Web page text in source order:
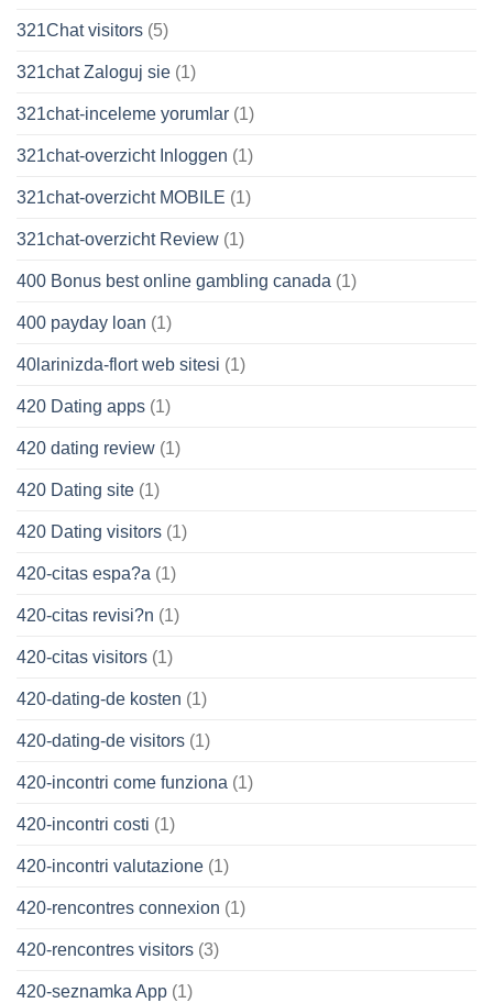
321Chat visitors (5)
321chat Zaloguj sie (1)
321chat-inceleme yorumlar (1)
321chat-overzicht Inloggen (1)
321chat-overzicht MOBILE (1)
321chat-overzicht Review (1)
400 Bonus best online gambling canada (1)
400 payday loan (1)
40larinizda-flort web sitesi (1)
420 Dating apps (1)
420 dating review (1)
420 Dating site (1)
420 Dating visitors (1)
420-citas espa?a (1)
420-citas revisi?n (1)
420-citas visitors (1)
420-dating-de kosten (1)
420-dating-de visitors (1)
420-incontri come funziona (1)
420-incontri costi (1)
420-incontri valutazione (1)
420-rencontres connexion (1)
420-rencontres visitors (3)
420-seznamka App (1)